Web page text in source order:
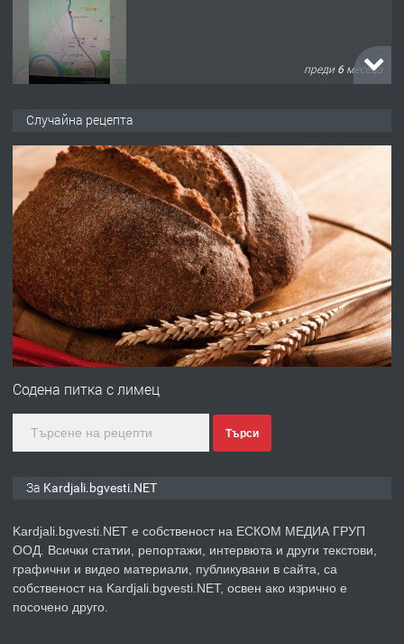
преди 6 месеца
преди 7 месеца
ПРЕДЛАГА
Гараж под наем в супер център
Кърджали
преди 9 месеца
ПРЕДЛАГА
№3972 Парцел в регулация на брега
село Гняздово.
„Електротехник”/”Електромонтьор”
обучение
преди 1 година
ПРЕДЛАГА
Курсове-
Случайна рецепта
Содена питка с лимец
Търси
За Kardjali.bgvesti.NET
Kardjali.bgvesti.NET е собственост на ЕСКОМ МЕДИА ГРУП
ООД. Всички статии, репортажи, интервюта и други текстови,
графични и видео материали, публикувани в сайта, са
собственост на Kardjali.bgvesti.NET, освен ако изрично е
посочено друго.